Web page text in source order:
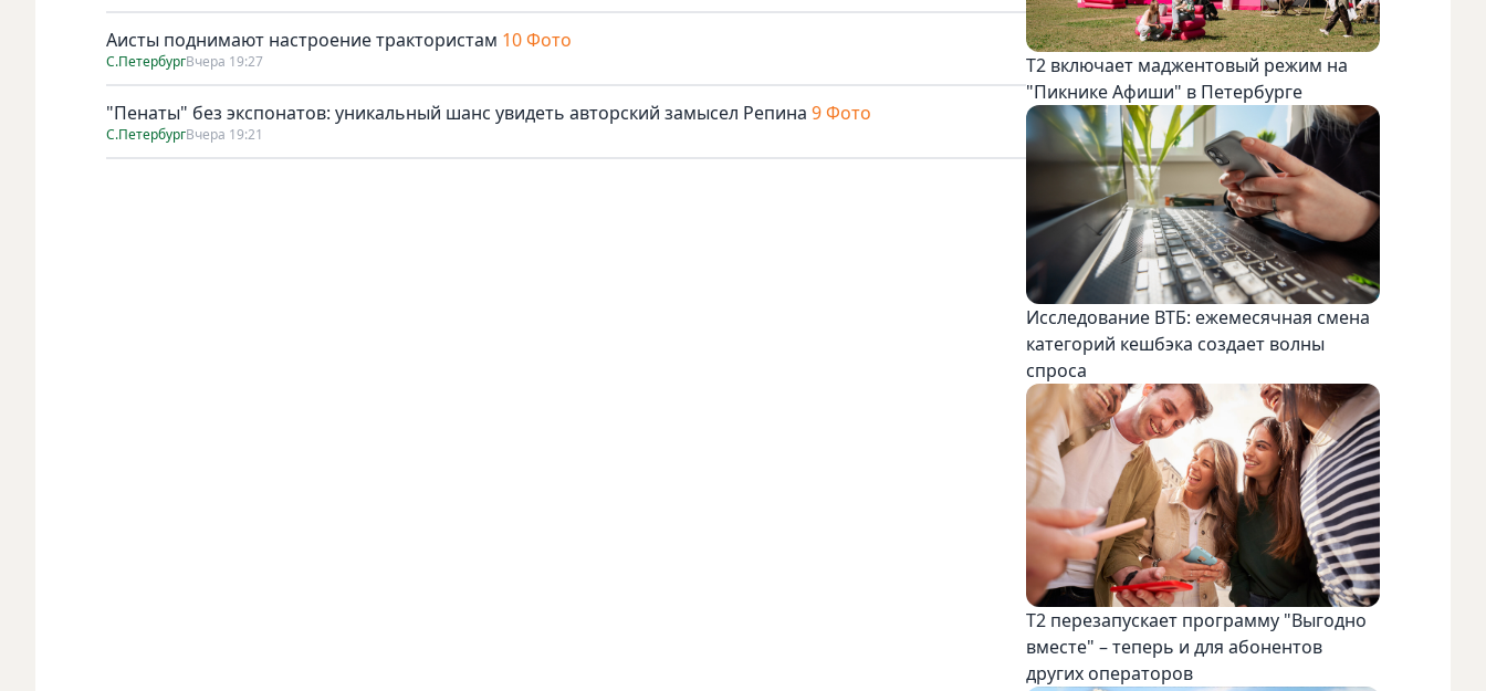
Аисты поднимают настроение трактористам 10 Фото
С.ПетербургВчера 19:27
"Пенаты" без экспонатов: уникальный шанс увидеть авторский замысел Репина 9 Фото
С.ПетербургВчера 19:21
Т2 включает маджентовый режим на
"Пикнике Афиши" в Петербурге
Исследование ВТБ: ежемесячная смена
категорий кешбэка создает волны
спроса
Т2 перезапускает программу "Выгодно
вместе" – теперь и для абонентов
других операторов